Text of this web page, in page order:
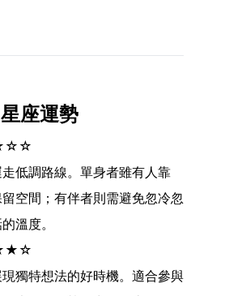
座運勢
低調路線。單身者雖有人靠
空間；有伴者則需避免忽冷忽
溫度。
獨特想法的好時機。適合參與